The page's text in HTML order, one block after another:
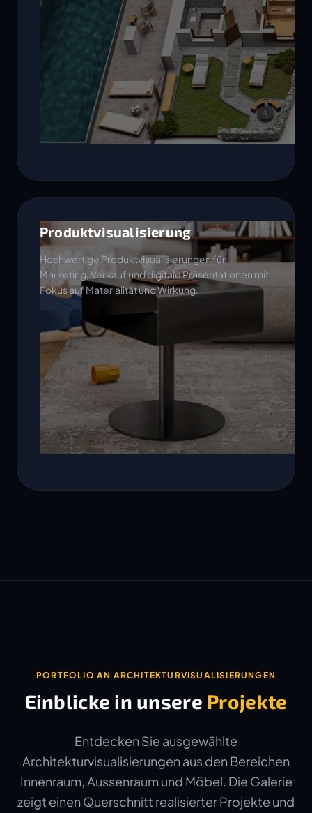
Produktvisualisierung
Hochwertige Produktvisualisierungen für
Marketing, Verkauf und digitale Präsentationen mit
Fokus auf Materialität und Wirkung.
PORTFOLIO AN ARCHITEKTURVISUALISIERUNGEN
Einblicke in unsere Projekte
Entdecken Sie ausgewählte
Architekturvisualisierungen aus den Bereichen
Innenraum, Aussenraum und Möbel. Die Galerie
zeigt einen Querschnitt realisierter Projekte und